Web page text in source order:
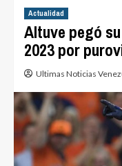
Actualidad
Altuve pegó
2023 por
Ultimas Noticias